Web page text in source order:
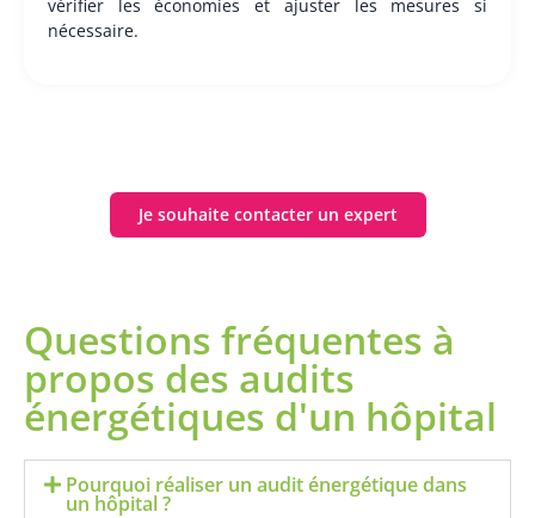
vérifier les économies et ajuster les mesures si
nécessaire.
Je souhaite contacter un expert
Questions fréquentes à
propos des audits
énergétiques d'un hôpital
Pourquoi réaliser un audit énergétique dans
un hôpital ?